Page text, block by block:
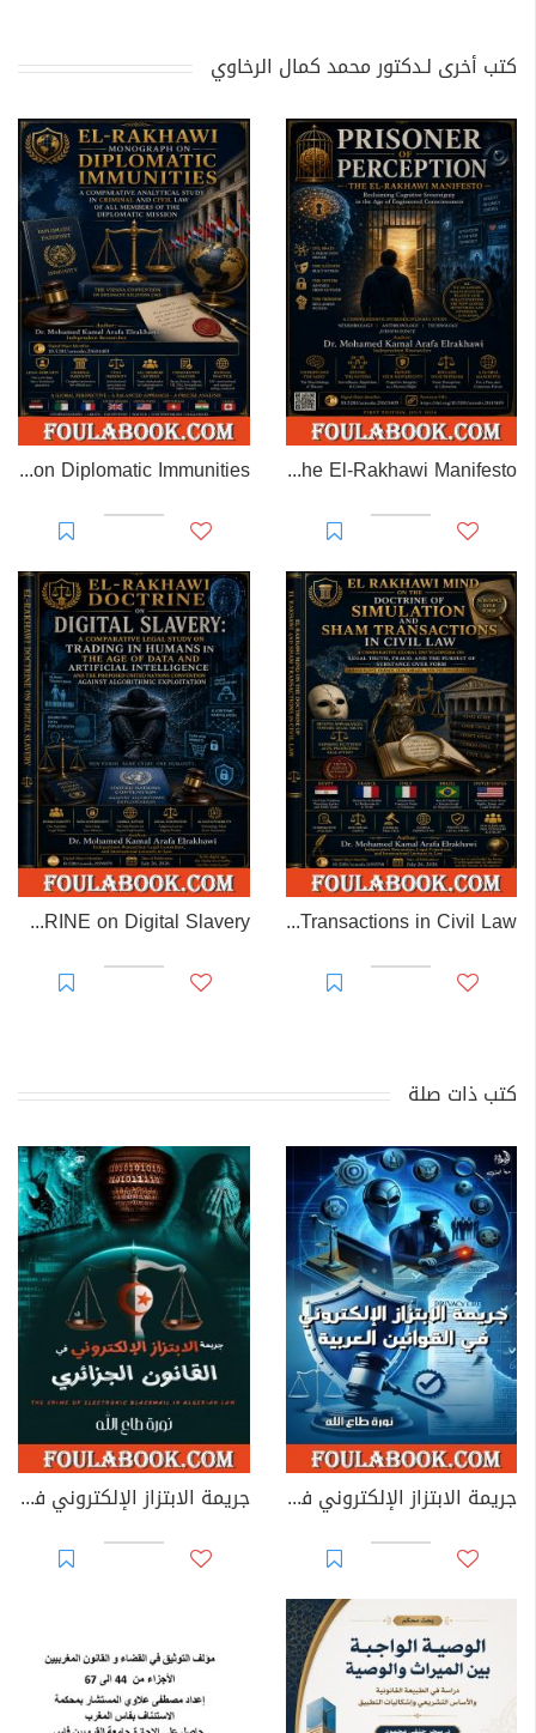
كتب أخرى لـدكتور محمد كمال الرخاوي
Prisoner of Perception: The El-Rakhawi Manifesto
EL-RAKHAWI MONOGRAPH on Diplomatic Immunities
EL RAKHAWI MIND on the Doctrine of Simulation and Sham Transactions in Civil Law
EL-RAKHAWI DOCTRINE on Digital Slavery
كتب ذات صلة
جريمة الابتزاز الإلكتروني في القوانين العربية جريمة الابتزاز الإلكتروني في القانون الجزائري